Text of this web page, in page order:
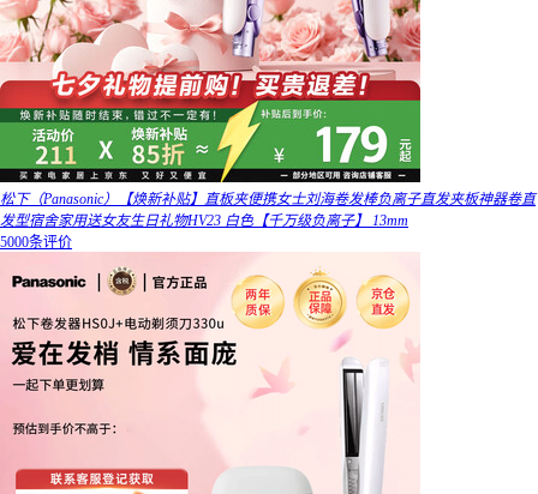
松下（Panasonic）【焕新补贴】直板夹便携女士刘海卷发棒负离子直发夹板神器卷直
发型宿舍家用送女友生日礼物HV23 白色【千万级负离子】 13mm
5000条评价